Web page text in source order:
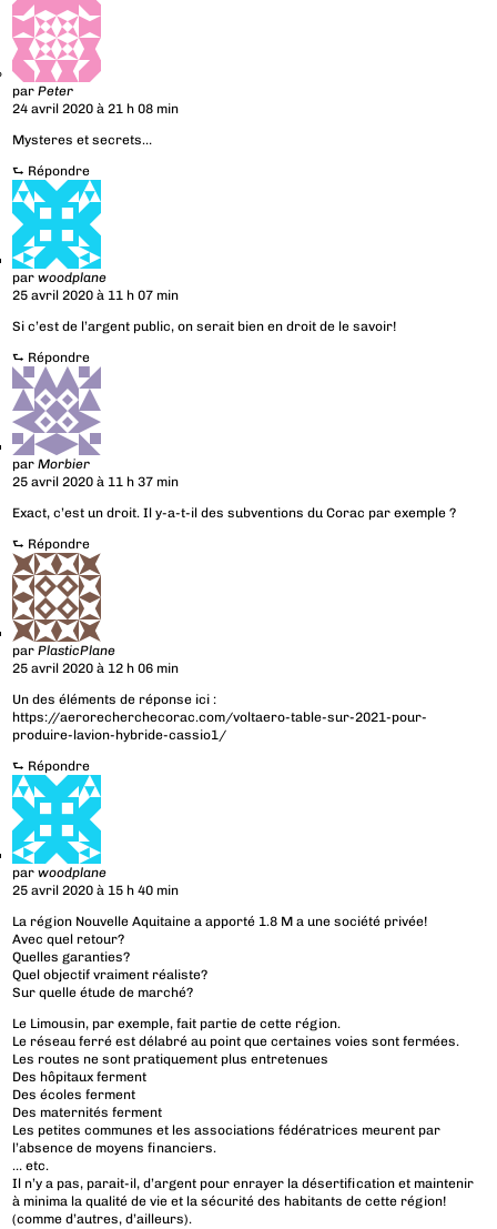
parPeter
24 avril 2020 à 21 h 08 min
Mysteres et secrets…
⮑ Répondre
parwoodplane
25 avril 2020 à 11 h 07 min
Si c’est de l’argent public, on serait bien en droit de le savoir!
⮑ Répondre
parMorbier
25 avril 2020 à 11 h 37 min
Exact, c’est un droit. Il y-a-t-il des subventions du Corac par exemple ?
⮑ Répondre
parPlasticPlane
25 avril 2020 à 12 h 06 min
Un des éléments de réponse ici :
https://aerorecherchecorac.com/voltaero-table-sur-2021-pour-
produire-lavion-hybride-cassio1/
⮑ Répondre
parwoodplane
25 avril 2020 à 15 h 40 min
La région Nouvelle Aquitaine a apporté 1.8 M a une société privée!
Avec quel retour?
Quelles garanties?
Quel objectif vraiment réaliste?
Sur quelle étude de marché?
Le Limousin, par exemple, fait partie de cette région.
Le réseau ferré est délabré au point que certaines voies sont fermées.
Les routes ne sont pratiquement plus entretenues
Des hôpitaux ferment
Des écoles ferment
Des maternités ferment
Les petites communes et les associations fédératrices meurent par
l’absence de moyens financiers.
… etc.
Il n’y a pas, parait-il, d’argent pour enrayer la désertification et maintenir
à minima la qualité de vie et la sécurité des habitants de cette région!
(comme d’autres, d’ailleurs).